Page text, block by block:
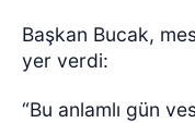
Başkan Bucak,
yer verdi:
“Bu anlamlı gün